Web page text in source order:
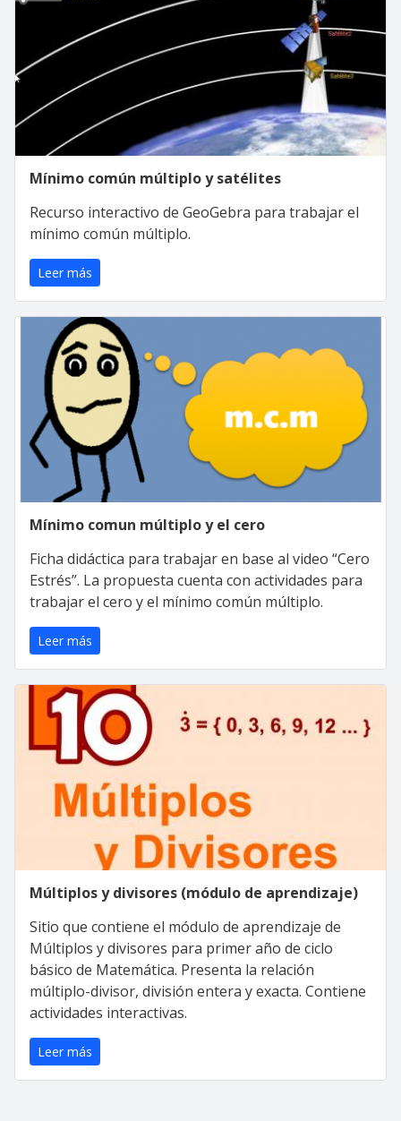
Mínimo común múltiplo y satélites
Recurso interactivo de GeoGebra para trabajar el
mínimo común múltiplo.
Leer más
Mínimo comun múltiplo y el cero
Ficha didáctica para trabajar en base al video “Cero
Estrés”. La propuesta cuenta con actividades para
trabajar el cero y el mínimo común múltiplo.
Leer más
Múltiplos y divisores (módulo de aprendizaje)
Sitio que contiene el módulo de aprendizaje de
Múltiplos y divisores para primer año de ciclo
básico de Matemática. Presenta la relación
múltiplo-divisor, división entera y exacta. Contiene
actividades interactivas.
Leer más